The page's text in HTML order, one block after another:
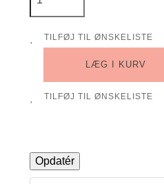
TILFØJ TIL ØNSKELISTE
LÆG I KURV
TILFØJ TIL ØNSKELISTE